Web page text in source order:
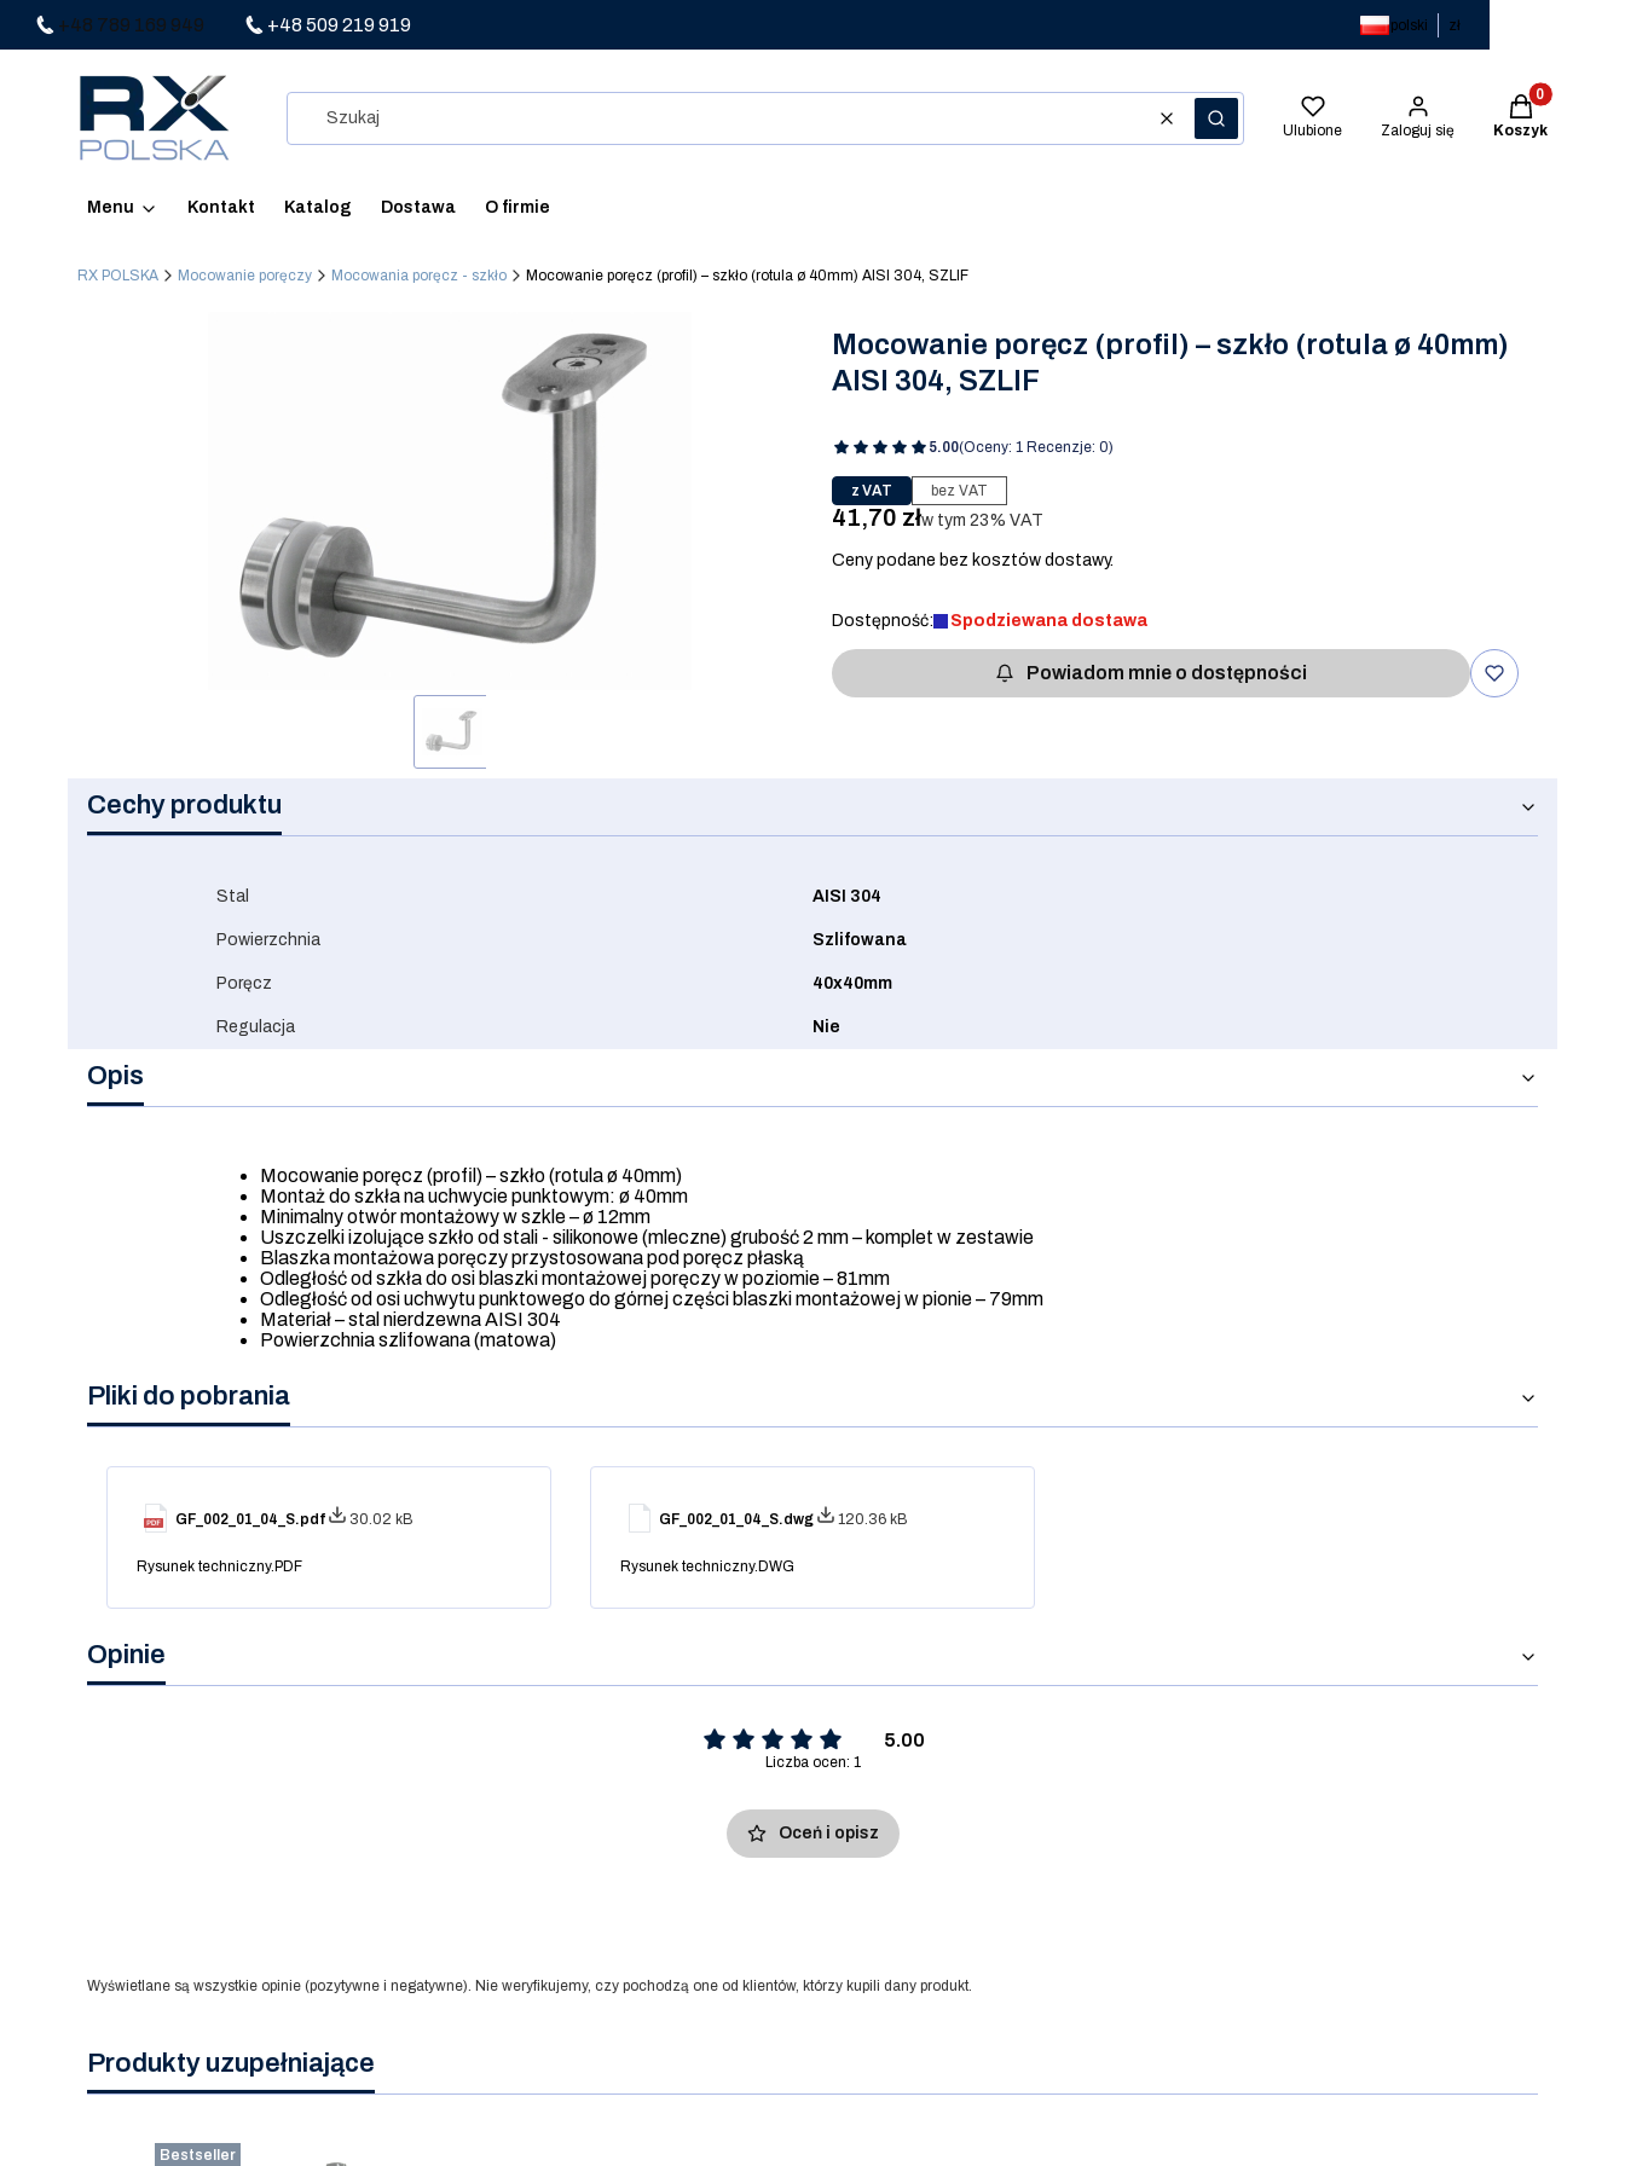
+48 789 169 949 +48 509 219 919 polski zł
WyczyśćSzukaj Ulubione Zaloguj się
Produkty w
Koszyk
Menu Kontakt Katalog Dostawa O firmie
RX POLSKA Mocowanie poręczy Mocowania poręcz - szkło Mocowanie poręcz (profil) – szkło (rotula ø 40mm) AISI 304, SZLIF
Mocowanie poręcz (profil) – szkło (rotula ø 40mm)
AISI 304, SZLIF
5.00(Oceny: 1 Recenzje: 0)
z VAT bez VAT
Cena
41,70 złw tym 23% VAT
w tym 23% VAT
Ceny podane bez kosztów dostawy.
Dostępność: Spodziewana dostawa
Powiadom mnie o dostępności
Cechy produktu
Stal AISI 304
Powierzchnia Szlifowana
Poręcz 40x40mm
Regulacja Nie
Opis
Mocowanie poręcz (profil) – szkło (rotula ø 40mm)
Montaż do szkła na uchwycie punktowym: ø 40mm
Minimalny otwór montażowy w szkle – ø 12mm
Uszczelki izolujące szkło od stali - silikonowe (mleczne) grubość 2 mm – komplet w zestawie
Blaszka montażowa poręczy przystosowana pod poręcz płaską
Odległość od szkła do osi blaszki montażowej poręczy w poziomie – 81mm
Odległość od osi uchwytu punktowego do górnej części blaszki montażowej w pionie – 79mm
Materiał – stal nierdzewna AISI 304
Powierzchnia szlifowana (matowa)
Pliki do pobrania
GF_002_01_04_S.pdf 30.02 kB
Rysunek techniczny.PDF
GF_002_01_04_S.dwg 120.36 kB
Rysunek techniczny.DWG
Opinie
5.00
Liczba ocen: 1
Oceń i opisz
Wyświetlane są wszystkie opinie (pozytywne i negatywne). Nie weryfikujemy, czy pochodzą one od klientów, którzy kupili dany produkt.
Produkty uzupełniające
Bestseller